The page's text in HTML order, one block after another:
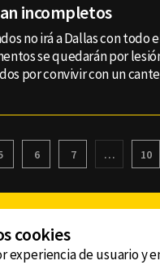
incompletos
no irá a Dallas con
se quedarán por
por convivir con un
6 7 … 10
cookies
experiencia de usuario y